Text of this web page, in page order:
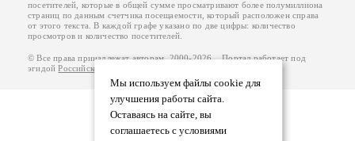
Мы используем файлы cookie для
улучшения работы сайта.
Оставаясь на сайте, вы
соглашаетесь с условиями
посетителей, которые в общей сумме просматривают более полумиллиона
страниц по данным счетчика посещаемости, который расположен справа
от этого текста. В каждой графе указано по две цифры: количество
просмотров и количество посетителей.
© Все права принадлежат авторам, 2000-2026. Портал работает под
эгидойРоссийского союза писателей